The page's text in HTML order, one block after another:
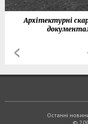
Архітектурні
Останні
©